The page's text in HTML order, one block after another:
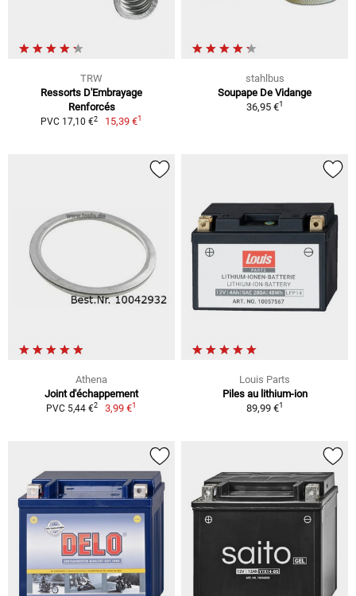
TRW
Ressorts D'Embrayage
Renforcés
PVC 17,10 €2 15,39 €1
stahlbus
Soupape De Vidange
36,95 €1
Athena
Joint d'échappement
PVC 5,44 €2 3,99 €1
Louis Parts
Piles au lithium-ion
89,99 €1